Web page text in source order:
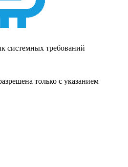
системных требований
только с указанием